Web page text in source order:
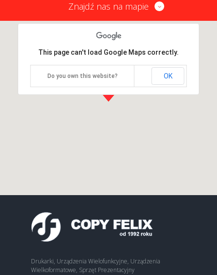
Znajdź nas na mapie
This page can't load Google Maps correctly.
Do you own this website? OK
Drukarki, Urządzenia Wielofunkcyjne, Urządzenia
Wielkoformatowe, Sprzęt Prezentacyjny